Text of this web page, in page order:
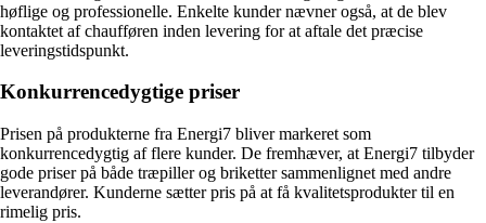
høflige og professionelle. Enkelte kunder nævner også, at de blev
kontaktet af chaufføren inden levering for at aftale det præcise
leveringstidspunkt.
Konkurrencedygtige priser
Prisen på produkterne fra Energi7 bliver markeret som
konkurrencedygtig af flere kunder. De fremhæver, at Energi7 tilbyder
gode priser på både træpiller og briketter sammenlignet med andre
leverandører. Kunderne sætter pris på at få kvalitetsprodukter til en
rimelig pris.